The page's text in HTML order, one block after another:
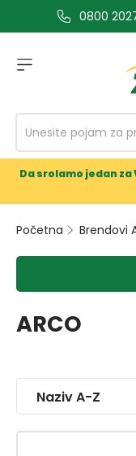
glavni sadržaj
0800
Da srolamo jedan za
Početna Brendovi
ARCO